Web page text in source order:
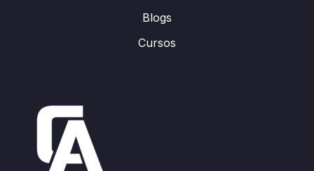
Blogs
Cursos